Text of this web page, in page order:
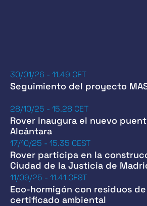
30/01/26 - 11.49 CET
Seguimiento del proyecto
28/10/25 - 15.28 CET
Rover inaugura el nuevo
Alcántara
17/10/25 - 15.35 CEST
Rover participa en la
Ciudad de la Justicia de
11/09/25 - 11.41 CEST
Eco-hormigón con residuos
certificado ambiental